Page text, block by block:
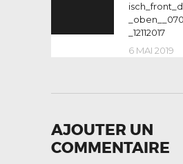
L’ARTICLE_12112017
6 MAI 2019
AJOUTER UN
COMMENTAIRE